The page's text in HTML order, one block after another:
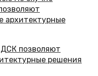
ДСК позволяют
решения